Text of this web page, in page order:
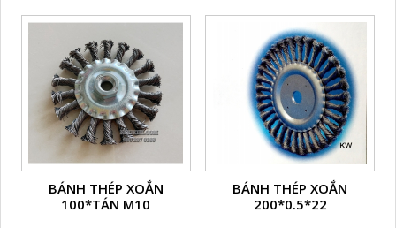
BÁNH THÉP XOẮN
100*TÁN M10
BÁNH THÉP XOẮN
200*0.5*22